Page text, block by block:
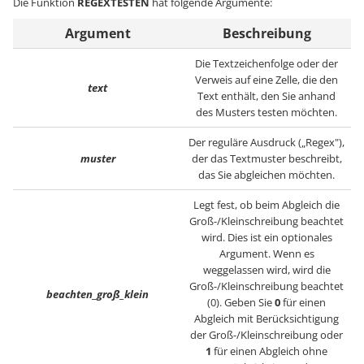
Argument Beschreibung
text
Die Textzeichenfolge oder der
Verweis auf eine Zelle, die den
Text enthält, den Sie anhand
des Musters testen möchten.
muster
Der reguläre Ausdruck („Regex"),
der das Textmuster beschreibt,
das Sie abgleichen möchten.
beachten_groß_klein
Legt fest, ob beim Abgleich die
Groß-/Kleinschreibung beachtet
wird. Dies ist ein optionales
Argument. Wenn es
weggelassen wird, wird die
Groß-/Kleinschreibung beachtet
(0). Geben Sie0für einen
Abgleich mit Berücksichtigung
der Groß-/Kleinschreibung oder
1 für einen Abgleich ohne